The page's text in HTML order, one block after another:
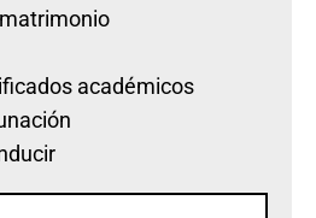
académicos